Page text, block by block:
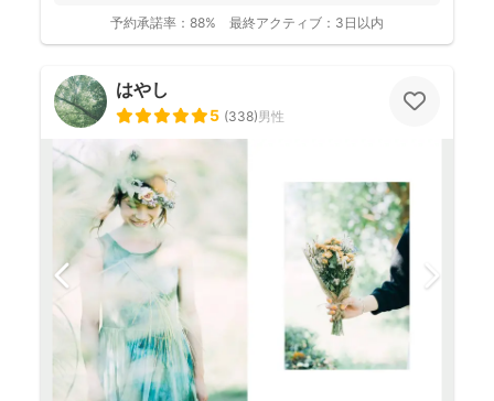
予約承諾率： 88% 最終アクティブ： 3日以内
はやし
5 (338)男性